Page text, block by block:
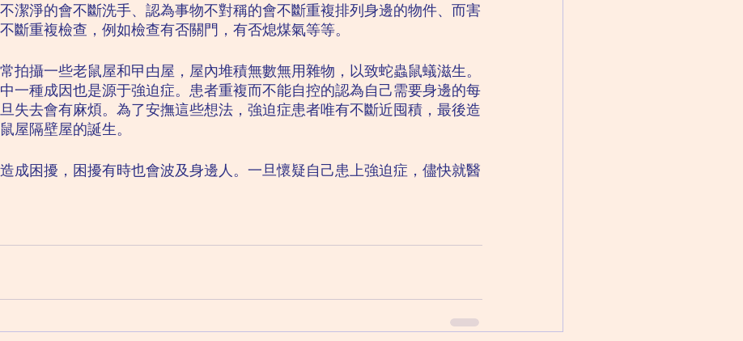
潔淨的會不斷洗手、認為事物不對稱的會不斷重複排列身邊的物件、而害
斷重複檢查，例如檢查有否關門，有否熄煤氣等等。
拍攝一些老鼠屋和曱甴屋，屋內堆積無數無用雜物，以致蛇蟲鼠蟻滋生。
一種成因也是源于強迫症。患者重複而不能自控的認為自己需要身邊的每
失去會有麻煩。為了安撫這些想法，強迫症患者唯有不斷近囤積，最後造
屋隔壁屋的誕生。
成困擾，困擾有時也會波及身邊人。一旦懷疑自己患上強迫症，儘快就醫